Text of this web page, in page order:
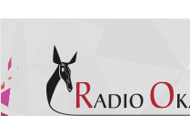
contenu
principal